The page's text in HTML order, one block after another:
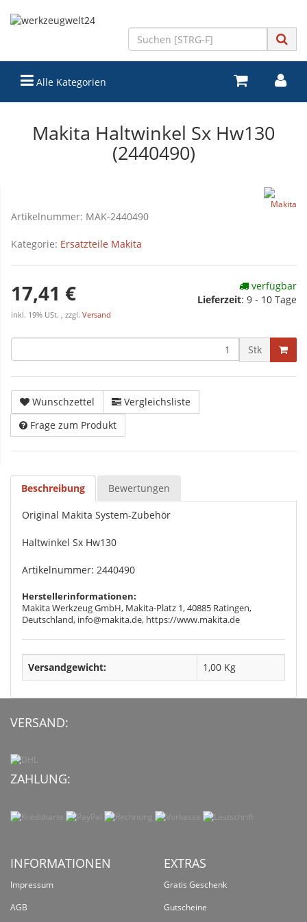
Alle Kategorien
Makita Haltwinkel Sx Hw130
(2440490)
Artikelnummer: MAK-2440490
Kategorie: Ersatzteile Makita
17,41 €
inkl. 19% USt. , zzgl. Versand
verfügbar
Lieferzeit: 9 - 10 Tage
Stk
Wunschzettel
Vergleichsliste
Frage zum Produkt
Beschreibung Bewertungen
Original Makita System-Zubehör
Haltwinkel Sx Hw130
Artikelnummer: 2440490
Herstellerinformationen:
Makita Werkzeug GmbH, Makita-Platz 1, 40885 Ratingen,
Deutschland, info@makita.de, https://www.makita.de
Versandgewicht: 1,00 Kg
VERSAND:
ZAHLUNG:
INFORMATIONEN
Impressum
AGB
EXTRAS
Gratis Geschenk
Gutscheine